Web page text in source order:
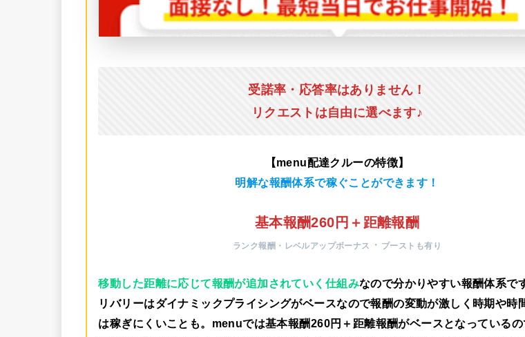
受諾率・応答率はありません！
リクエストは自由に選べます♪
【menu配達クルーの特徴】
明解な報酬体系で稼ぐことができます！
基本報酬260円＋距離報酬
ランク報酬・レベルアップボーナス ・ ブーストも有り
移動した距離に応じて報酬が追加されていく仕組みなので分かりやすい報酬体系で
リバリーはダイナミックプライシングがベースなので報酬の変動が激しく時期や時
は稼ぎにくいことも。menuでは基本報酬260円＋距離報酬がベース となっている